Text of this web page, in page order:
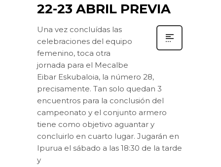
22-23 ABRIL PREVIA
Una vez concluídas las
celebraciones del equipo
femenino, toca otra
jornada para el Mecalbe
Eibar Eskubaloia, la número 28,
precisamente. Tan solo quedan 3
encuentros para la conclusión del
campeonato y el conjunto armero
tiene como objetivo aguantar y
concluirlo en cuarto lugar. Jugarán en
Ipurua el sábado a las 18:30 de la tarde
y